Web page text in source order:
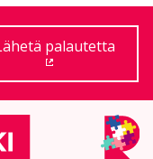
palautetta